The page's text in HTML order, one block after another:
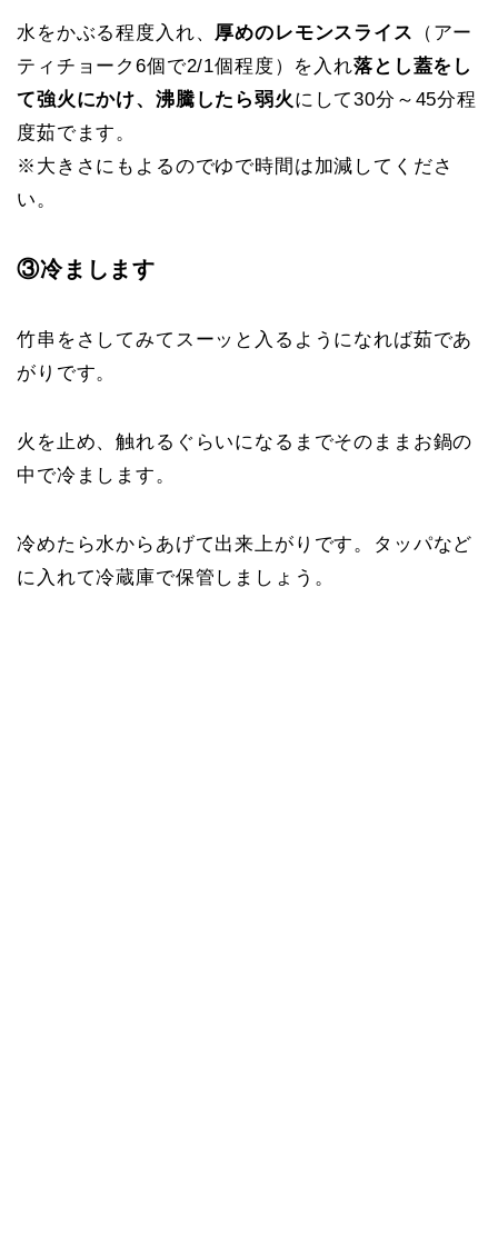
水をかぶる程度入れ、 厚めのレモンスライス （アー
ティチョーク6個で2/1個程度）を入れ落とし蓋をし
て強火にかけ、沸騰したら弱火 にして30分～45分程
度茹でます。
※大きさにもよるのでゆで時間は加減してくださ
い。
③冷まします
竹串をさしてみてスーッと入るようになれば茹であ
がりです。
火を止め、触れるぐらいになるまでそのままお鍋の
中で冷まします。
冷めたら水からあげて出来上がりです。タッパなど
に入れて冷蔵庫で保管しましょう。